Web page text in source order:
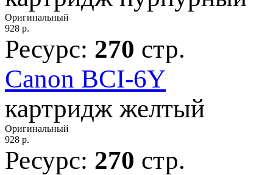
Оригинальный
928 р.
Ресурс: 270 стр.
Canon BCI-6Y
картридж желтый
Оригинальный
928 р.
Ресурс: 270 стр.